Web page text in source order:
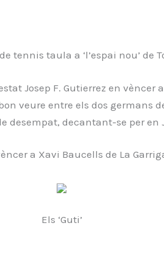
tennis taula a ‘l’espai nou’ de
Josep F. Gutierrez en vèncer
veure entre els dos germans
desempat, decantant-se per en
a Xavi Baucells de La
Els ‘Guti’